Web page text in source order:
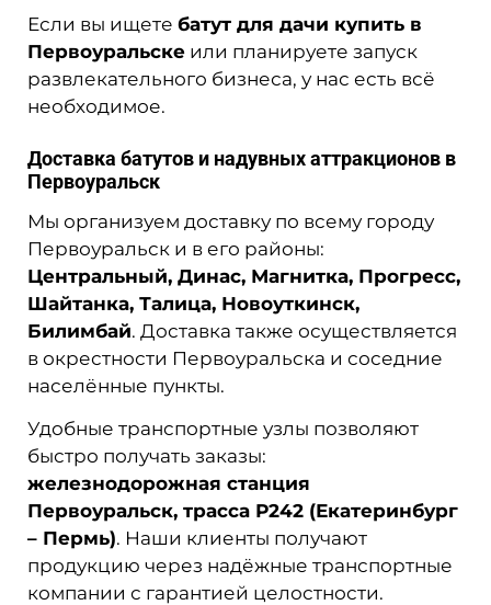
Если вы ищете батут для дачи купить в
Первоуральске или планируете запуск
развлекательного бизнеса, у нас есть всё
необходимое.
Доставка батутов и надувных аттракционов в
Первоуральск
Мы организуем доставку по всему городу
Первоуральск и в его районы:
Центральный, Динас, Магнитка, Прогресс,
Шайтанка, Талица, Новоуткинск,
Билимбай. Доставка также осуществляется
в окрестности Первоуральска и соседние
населённые пункты.
Удобные транспортные узлы позволяют
быстро получать заказы:
железнодорожная станция
Первоуральск, трасса Р242 (Екатеринбург
– Пермь). Наши клиенты получают
продукцию через надёжные транспортные
компании с гарантией целостности.